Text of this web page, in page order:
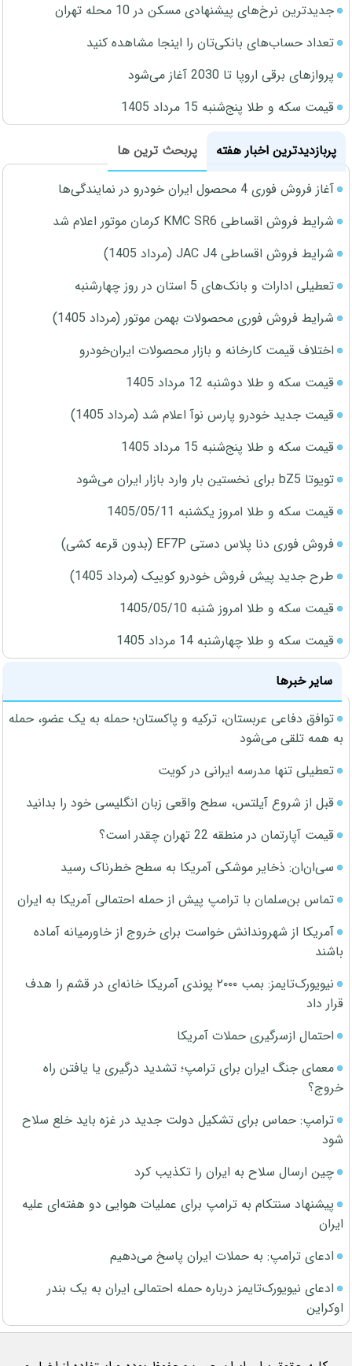
جدیدترین نرخ‌های پیشنهادی مسکن در 10 محله تهران
تعداد حساب‌های بانکی‌تان را اینجا مشاهده کنید
پروازهای برقی اروپا تا 2030 آغاز می‌شود
قیمت سکه و طلا پنج‌شنبه 15 مرداد 1405
پربازدیدترین اخبار هفته
پربحث ترین ها
آغاز فروش فوری 4 محصول ایران خودرو در نمایندگی‌ها
شرایط فروش اقساطی KMC SR6 کرمان موتور اعلام شد
شرایط فروش اقساطی JAC J4 (مرداد 1405)
تعطیلی ادارات و بانک‌های 5 استان در روز چهارشنبه
شرایط فروش فوری محصولات بهمن موتور (مرداد 1405)
اختلاف قیمت کارخانه و بازار محصولات ایران‌خودرو
قیمت سکه و طلا دوشنبه 12 مرداد 1405
قیمت جدید خودرو پارس نوآ اعلام شد (مرداد 1405)
قیمت سکه و طلا پنج‌شنبه 15 مرداد 1405
تویوتا bZ5 برای نخستین بار وارد بازار ایران می‌شود
قیمت سکه و طلا امروز یکشنبه 1405/05/11
فروش فوری دنا پلاس دستی EF7P (بدون قرعه کشی)
طرح جدید پیش فروش خودرو کوییک (مرداد 1405)
قیمت سکه و طلا امروز شنبه 1405/05/10
قیمت سکه و طلا چهارشنبه 14 مرداد 1405
سایر خبرها
توافق دفاعی عربستان، ترکیه و پاکستان؛ حمله به یک عضو، حمله
به همه تلقی می‌شود
تعطیلی تنها مدرسه ایرانی در کویت
قبل از شروع آیلتس، سطح واقعی زبان انگلیسی خود را بدانید
قیمت آپارتمان در منطقه 22 تهران چقدر است؟
سی‌ان‌ان: ذخایر موشکی آمریکا به سطح خطرناک رسید
تماس بن‌سلمان با ترامپ پیش از حمله احتمالی آمریکا به ایران
آمریکا از شهروندانش خواست برای خروج از خاورمیانه آماده
باشند
نیویورک‌تایمز: بمب ۲۰۰۰ پوندی آمریکا خانه‌ای در قشم را هدف
قرار داد
احتمال ازسرگیری حملات آمریکا
معمای جنگ ایران برای ترامپ؛ تشدید درگیری یا یافتن راه
خروج؟
ترامپ: حماس برای تشکیل دولت جدید در غزه باید خلع سلاح
شود
چین ارسال سلاح به ایران را تکذیب کرد
پیشنهاد سنتکام به ترامپ برای عملیات هوایی دو هفته‌ای علیه
ایران
ادعای ترامپ: به حملات ایران پاسخ می‌دهیم
ادعای نیویورک‌تایمز درباره حمله احتمالی ایران به یک بندر
اوکراین